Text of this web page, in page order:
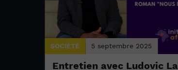
SOCIÉTÉ 5 septembre 2025
Entretien avec Ludovic